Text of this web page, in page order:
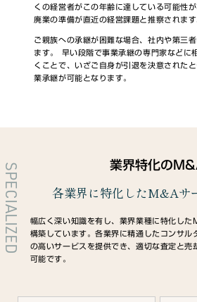
くの経営者がこの年齢に達している可能性
廃業の準備が直近の経営課題と推察されます
ご親族への承継が困難な場合、社内や第三
ます。 早い段階で事業承継の専門家などに
くことで、いざご自身が引退を決意された
業承継が可能となります。
SPECIALIZED 業界特化の
各業界に特化したM&Aサ
幅広く深い知識を有し、業界業種に特化した
構築しています。各業界に精通したコンサル
の高いサービスを提供でき、適切な査定と売
可能です。